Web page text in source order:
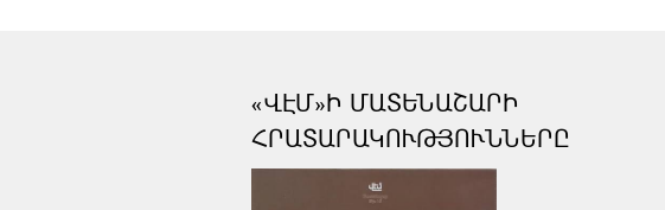
«ՎԷՄ»Ի ՄԱՏԵՆԱՇԱՐԻ
ՀՐԱՏԱՐԱԿՈՒԹՅՈՒՆՆԵՐԸ